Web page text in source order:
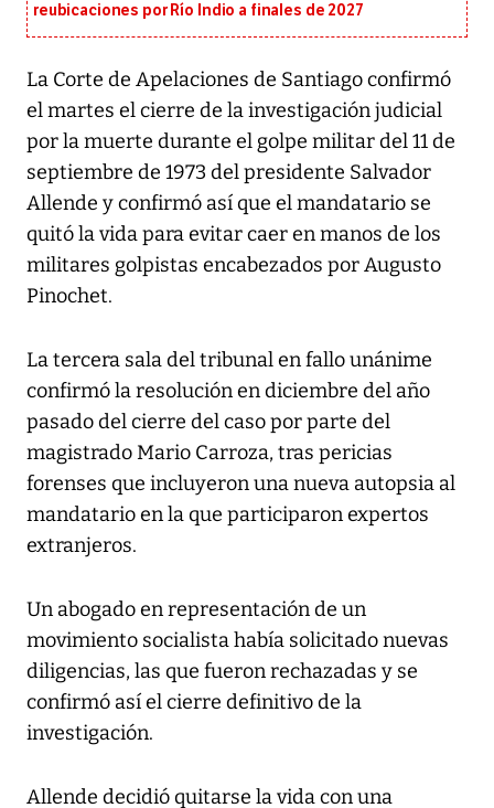
reubicaciones por Río Indio a finales de 2027
La Corte de Apelaciones de Santiago confirmó
el martes el cierre de la investigación judicial
por la muerte durante el golpe militar del 11 de
septiembre de 1973 del presidente Salvador
Allende y confirmó así que el mandatario se
quitó la vida para evitar caer en manos de los
militares golpistas encabezados por Augusto
Pinochet.
La tercera sala del tribunal en fallo unánime
confirmó la resolución en diciembre del año
pasado del cierre del caso por parte del
magistrado Mario Carroza, tras pericias
forenses que incluyeron una nueva autopsia al
mandatario en la que participaron expertos
extranjeros.
Un abogado en representación de un
movimiento socialista había solicitado nuevas
diligencias, las que fueron rechazadas y se
confirmó así el cierre definitivo de la
investigación.
Allende decidió quitarse la vida con una